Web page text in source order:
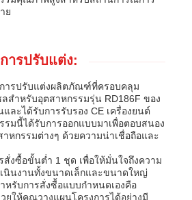
ย
การปรับแต่ง:
การปรับแต่งผลิตภัณฑ์ที่ครอบคลุม
สำหรับอุตสาหกรรมรุ่น RD186F ของ
และได้รับการรับรอง CE เครื่องยนต์
รมนี้ได้รับการออกแบบมาเพื่อตอบสนอง
หกรรมต่างๆ ด้วยความน่าเชื่อถือและ
สั่งซื้อขั้นต่ำ 1 ชุด เพื่อให้มั่นใจถึงความ
นินงานทั้งขนาดเล็กและขนาดใหญ่
หรับการสั่งซื้อแบบกำหนดเองคือ
ให้คุณวางแผนโครงการได้อย่างมี